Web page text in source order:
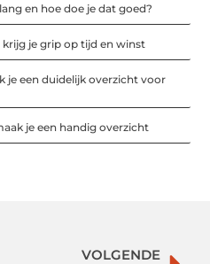
en hoe doe je dat goed?
je grip op tijd en winst
je een duidelijk overzicht voor
je een handig overzicht
VOLGENDE